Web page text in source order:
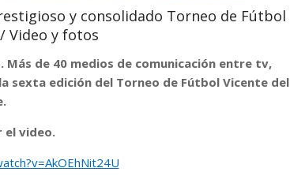
y consolidado Torneo de Fútbol
Video y fotos
de 40 medios de comunicación entre tv,
sexta edición del Torneo de Fútbol Vicente del
el video.